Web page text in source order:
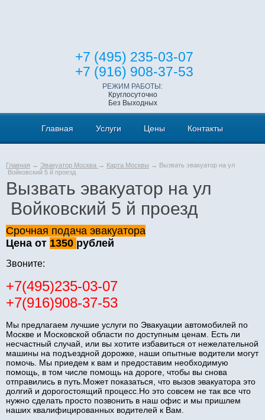
+7 (495) 235-03-07
+7 (916) 908-37-53
РЕЖИМ РАБОТЫ:
Круглосуточно
Без Выходных
Главная Услуги Цены Контакты
Главная → Эвакуатор Москва → Карта Москвы → Вызвать эвакуатор на ул
Войковский 5 й проезд
Вызвать эвакуатор на ул
Войковский 5 й проезд
Срочная подача эвакуатора
Цена от 1350 рублей
Звоните:
+7(495)235-03-07
+7(916)908-37-53
Мы предлагаем лучшие услуги по Эвакуации автомобилей по
Москве и Московской области по доступным ценам. Есть ли
несчастный случай, или вы хотите избавиться от нежелательной
машины на подъездной дорожке, наши опытные водители могут
помочь. Мы приедем к вам и предоставим необходимую
помощь, в том числе помощь на дороге, чтобы вы снова
отправились в путь.Может показаться, что вызов эвакуатора это
долгий и дорогостоящий процесс.Но это совсем не так все что
нужно сделать просто позвонить в наш офис и мы пришлем
наших квалифицированных водителей к Вам.